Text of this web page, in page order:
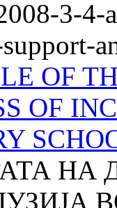
3-4-
OF
OF
НА